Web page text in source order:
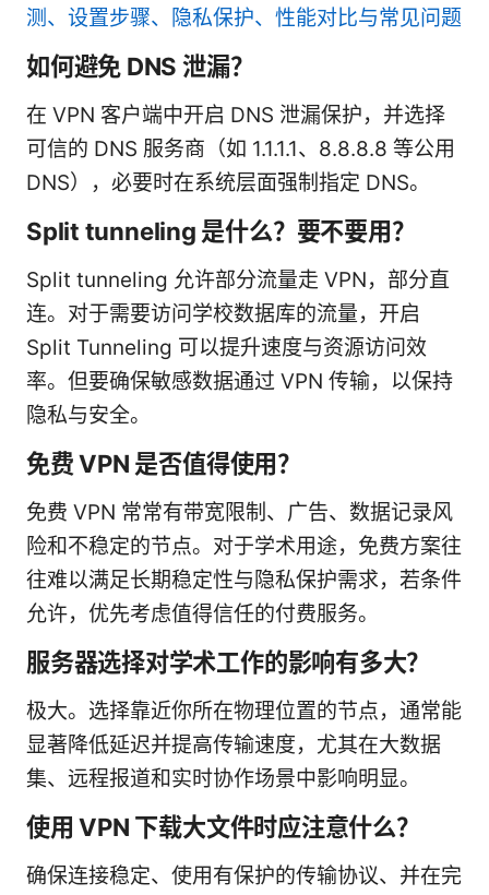
测、设置步骤、隐私保护、性能对比与常见问题
如何避免 DNS 泄漏？
在 VPN 客户端中开启 DNS 泄漏保护，并选择
可信的 DNS 服务商（如 1.1.1.1、8.8.8.8 等公用
DNS），必要时在系统层面强制指定 DNS。
Split tunneling 是什么？要不要用？
Split tunneling 允许部分流量走 VPN，部分直
连。对于需要访问学校数据库的流量，开启
Split Tunneling 可以提升速度与资源访问效
率。但要确保敏感数据通过 VPN 传输，以保持
隐私与安全。
免费 VPN 是否值得使用？
免费 VPN 常常有带宽限制、广告、数据记录风
险和不稳定的节点。对于学术用途，免费方案往
往难以满足长期稳定性与隐私保护需求，若条件
允许，优先考虑值得信任的付费服务。
服务器选择对学术工作的影响有多大？
极大。选择靠近你所在物理位置的节点，通常能
显著降低延迟并提高传输速度，尤其在大数据
集、远程报道和实时协作场景中影响明显。
使用 VPN 下载大文件时应注意什么？
确保连接稳定、使用有保护的传输协议、并在完